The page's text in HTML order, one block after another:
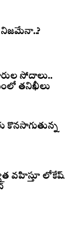
నిజమేనా..?
సోదాలు..
తనిఖీలు
కొనసాగుతున్న
వహిస్తూ లోకేష్‌